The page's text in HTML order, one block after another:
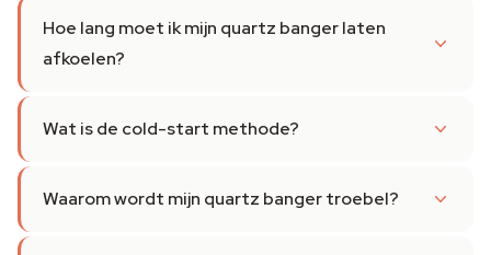
Hoe lang moet ik mijn quartz banger laten
afkoelen?
Wat is de cold-start methode?
Waarom wordt mijn quartz banger troebel?